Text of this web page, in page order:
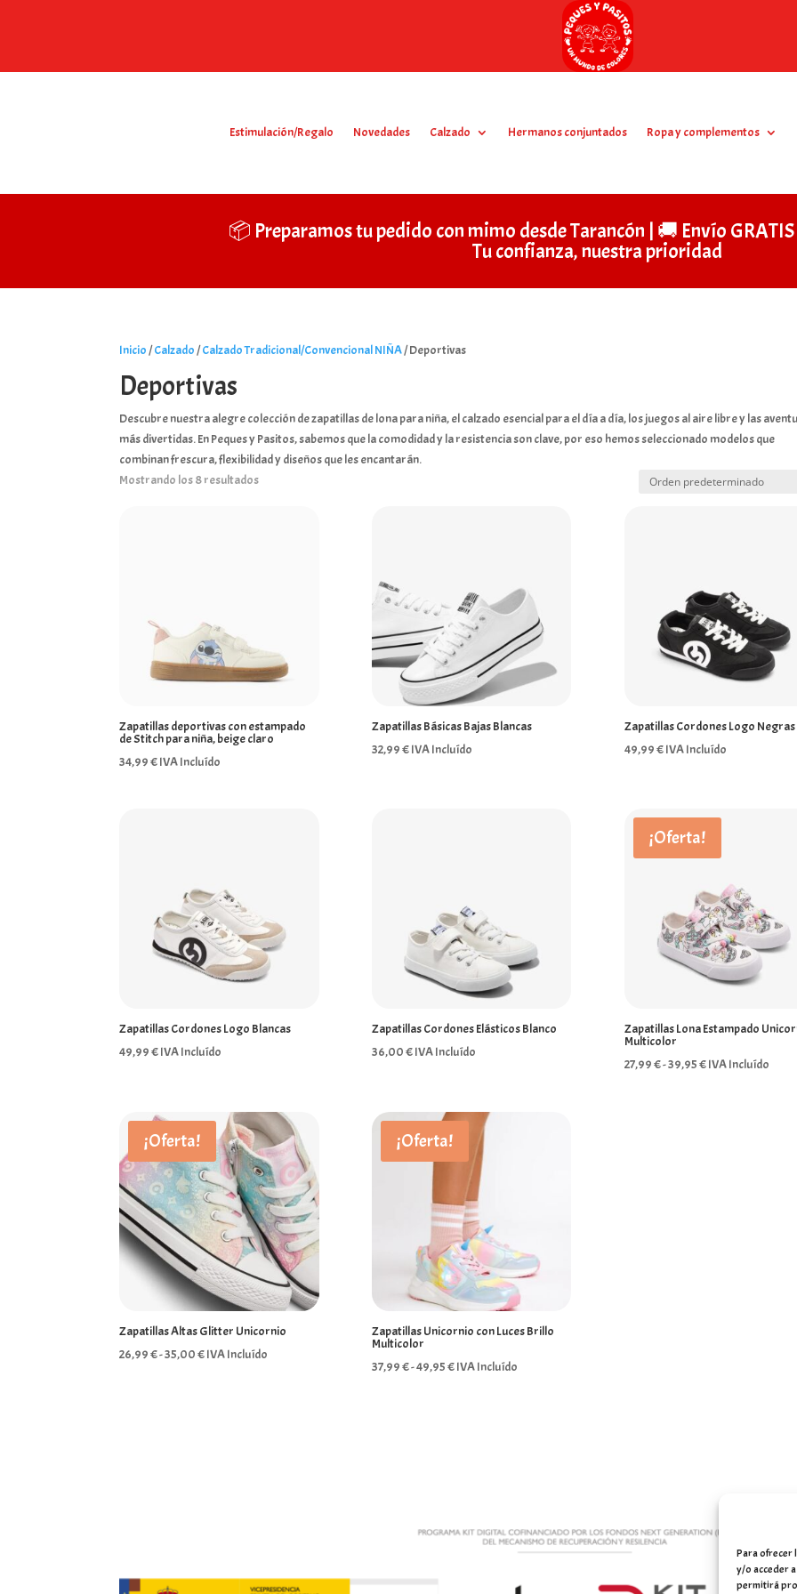
Para ofrecer
y/o acceder
permitirá
Estimulación/Regalo Novedades Calzado Hermanos conjuntados Ropa y complementos
📦 Preparamos tu pedido con mimo desde Tarancón | 🚚 Envío GRATIS
Tu confianza, nuestra prioridad
Inicio/Calzado/Calzado Tradicional/Convencional NIÑA/ Deportivas
Deportivas
Descubre nuestra alegre colección de zapatillas de lona para niña, el calzado esencial para el día a día, los juegos al aire libre y las
más divertidas. En Peques y Pasitos, sabemos que la comodidad y la resistencia son clave, por eso hemos seleccionado modelos que
combinan frescura, flexibilidad y diseños que les encantarán.
Mostrando los 8 resultados
Zapatillas deportivas con estampado
de Stitch para niña, beige claro
34,99€IVA Incluído
Zapatillas Básicas Bajas Blancas
32,99€IVA Incluído
Zapatillas Cordones Logo Negras
49,99€ IVA Incluído
Zapatillas Cordones Logo Blancas
49,99€IVA Incluído
Zapatillas Cordones Elásticos Blanco
36,00€IVA Incluído
¡Oferta!
Zapatillas Lona Estampado
Multicolor
27,99€-39,95€Rango
IVA Incluído
¡Oferta!
Zapatillas Altas Glitter Unicornio
26,99€-35,00€Rango
IVA Incluído
¡Oferta!
Zapatillas Unicornio con Luces Brillo
Multicolor
37,99€-49,95€Rango
IVA Incluído